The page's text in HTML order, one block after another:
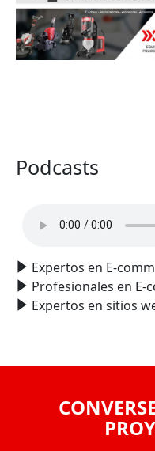
Podcasts
Expertos en E-
Profesionales en E-
Expertos en sitios